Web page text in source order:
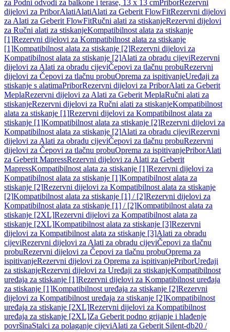
za Podni odvodi za balkone i terase, 13 x 13 cmPriborRezervni
dijelovi za PriborAlatiAlatiAlati za Geberit FlowFitRezervni dijelovi
za Alati za Geberit FlowFitRučni alati za stiskanjeRezervni dijelovi
za Ručni alati za stiskanjeKompatibilnost alata za stiskanje
[1]Rezervni dijelovi za Kompatibilnost alata za stiskanje
[1]Kompatibilnost alata za stiskanje [2]Rezervni dijelovi za
Kompatibilnost alata za stiskanje [2]Alati za obradu cijeviRezervni
dijelovi za Alati za obradu cijeviČepovi za tlačnu probuRezervni
dijelovi za Čepovi za tlačnu probuOprema za ispitivanjeUređaji za
stiskanje s alatimaPriborRezervni dijelovi za PriborAlati za Geberit
MeplaRezervni dijelovi za Alati za Geberit MeplaRučni alati za
stiskanjeRezervni dijelovi za Ručni alati za stiskanjeKompatibilnost
alata za stiskanje [1]Rezervni dijelovi za Kompatibilnost alata za
stiskanje [1]Kompatibilnost alata za stiskanje [2]Rezervni dijelovi za
Kompatibilnost alata za stiskanje [2]Alati za obradu cijeviRezervni
dijelovi za Alati za obradu cijeviČepovi za tlačnu probuRezervni
dijelovi za Čepovi za tlačnu probuOprema za ispitivanjePriborAlati
za Geberit MapressRezervni dijelovi za Alati za Geberit
MapressKompatibilnost alata za stiskanje [1]Rezervni dijelovi za
Kompatibilnost alata za stiskanje [1]Kompatibilnost alata za
stiskanje [2]Rezervni dijelovi za Kompatibilnost alata za stiskanje
[2]Kompatibilnost alata za stiskanje [1] / [2]Rezervni dijelovi za
Kompatibilnost alata za stiskanje [1] / [2]Kompatibilnost alata za
stiskanje [2XL]Rezervni dijelovi za Kompatibilnost alata za
stiskanje [2XL]Kompatibilnost alata za stiskanje [3]Rezervni
dijelovi za Kompatibilnost alata za stiskanje [3]Alati za obradu
cijeviRezervni dijelovi za Alati za obradu cijeviČepovi za tlačnu
probuRezervni dijelovi za Čepovi za tlačnu probuOprema za
ispitivanjeRezervni dijelovi za Oprema za ispitivanjePriborUređaji
za stiskanjeRezervni dijelovi za Uređaji za stiskanjeKompatibilnost
uređaja za stiskanje [1]Rezervni dijelovi za Kompatibilnost uređaja
za stiskanje [1]Kompatibilnost uređaja za stiskanje [2]Rezervni
dijelovi za Kompatibilnost uređaja za stiskanje [2]Kompatibilnost
uređaja za stiskanje [2XL]Rezervni dijelovi za Kompatibilnost
uređaja za stiskanje [2XL]Za Geberit podno grijanje i hlađenje
površinaStalci za polaganje cijeviAlati za Geberit Silent-db20 /